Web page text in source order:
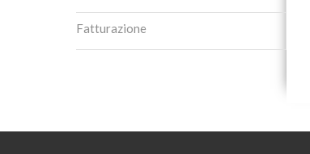
Fatturazione